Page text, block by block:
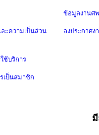
ะความเป็นส่วน
ช้บริการ
เป็นสมาชิก
ข้อมูลงานศพ
ลงประกาศง